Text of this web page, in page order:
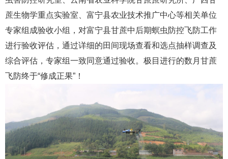
蔗生物学重点实验室、富宁县农业技术推广中心等相关单位
专家组成验收小组，对富宁县甘蔗中后期螟虫防控飞防工作
进行验收评估，通过详细的田间现场查看和选点抽样调查及
综合评估，专家组一致同意通过验收。极目进行的数月甘蔗
飞防终于“修成正果”！